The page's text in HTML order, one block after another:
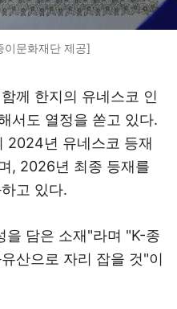
이문화재단 제공]
께 한지의 유네스코 인
서도 열정을 쏟고 있다.
2024년 유네스코 등재
, 2026년 최종 등재를
고 있다.
을 담은 소재"라며 "K-종
산으로 자리 잡을 것"이